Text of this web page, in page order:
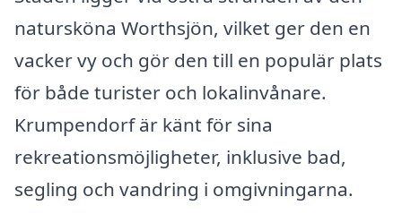
natursköna Worthsjön, vilket ger den en
vacker vy och gör den till en populär plats
för både turister och lokalinvånare.
Krumpendorf är känt för sina
rekreationsmöjligheter, inklusive bad,
segling och vandring i omgivningarna.